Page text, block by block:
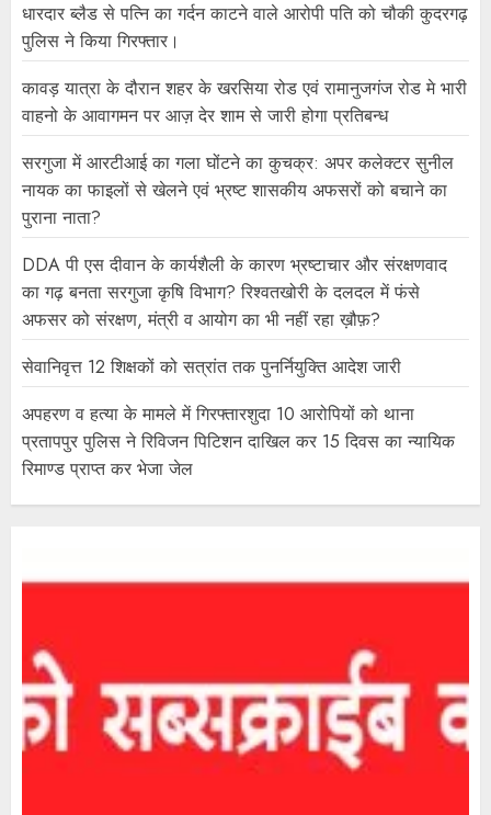
धारदार ब्लैड से पत्नि का गर्दन काटने वाले आरोपी पति को चौकी कुदरगढ़
पुलिस ने किया गिरफ्तार।
कावड़ यात्रा के दौरान शहर के खरसिया रोड एवं रामानुजगंज रोड मे भारी
वाहनो के आवागमन पर आज़ देर शाम से जारी होगा प्रतिबन्ध
सरगुजा में आरटीआई का गला घोंटने का कुचक्र: अपर कलेक्टर सुनील
नायक का फाइलों से खेलने एवं भ्रष्ट शासकीय अफसरों को बचाने का
पुराना नाता?
DDA पी एस दीवान के कार्यशैली के कारण भ्रष्टाचार और संरक्षणवाद
का गढ़ बनता सरगुजा कृषि विभाग? रिश्वतखोरी के दलदल में फंसे
अफसर को संरक्षण, मंत्री व आयोग का भी नहीं रहा ख़ौफ़?
सेवानिवृत्त 12 शिक्षकों को सत्रांत तक पुनर्नियुक्ति आदेश जारी
अपहरण व हत्या के मामले में गिरफ्तारशुदा 10 आरोपियों को थाना
प्रतापपुर पुलिस ने रिविजन पिटिशन दाखिल कर 15 दिवस का न्यायिक
रिमाण्ड प्राप्त कर भेजा जेल